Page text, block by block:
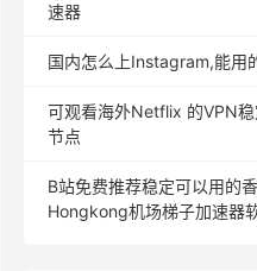
速器
国内怎么上Instagram,能用
可观看海外Netflix 的VPN
节点
B站免费推荐稳定可以用的
Hongkong机场梯子加速器